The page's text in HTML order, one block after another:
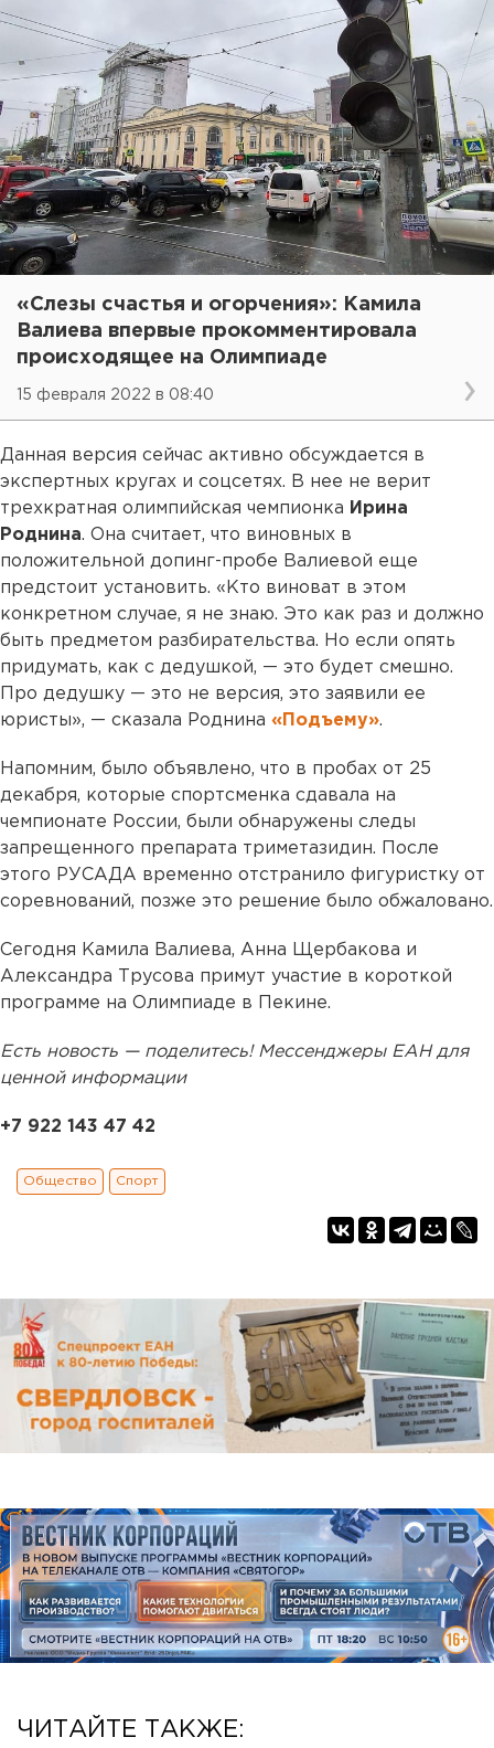
«Слезы счастья и огорчения»: Камила
Валиева впервые прокомментировала
происходящее на Олимпиаде
15 февраля 2022 в 08:40
Данная версия сейчас активно обсуждается в
экспертных кругах и соцсетях. В нее не верит
трехкратная олимпийская чемпионка Ирина
Роднина. Она считает, что виновных в
положительной допинг-пробе Валиевой еще
предстоит установить. «Кто виноват в этом
конкретном случае, я не знаю. Это как раз и должно
быть предметом разбирательства. Но если опять
придумать, как с дедушкой, — это будет смешно.
Про дедушку — это не версия, это заявили ее
юристы», — сказала Роднина «Подъему».
Напомним, было объявлено, что в пробах от 25
декабря, которые спортсменка сдавала на
чемпионате России, были обнаружены следы
запрещенного препарата триметазидин. После
этого РУСАДА временно отстранило фигуристку от
соревнований, позже это решение было обжаловано.
Сегодня Камила Валиева, Анна Щербакова и
Александра Трусова примут участие в короткой
программе на Олимпиаде в Пекине.
Есть новость — поделитесь! Мессенджеры ЕАН для
ценной информации
+7 922 143 47 42
Общество Спорт
ЧИТАЙТЕ ТАКЖЕ: